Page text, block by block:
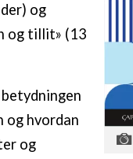
og
og tillit» (13
og hvordan
og